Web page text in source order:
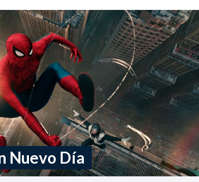
Nuevo Día